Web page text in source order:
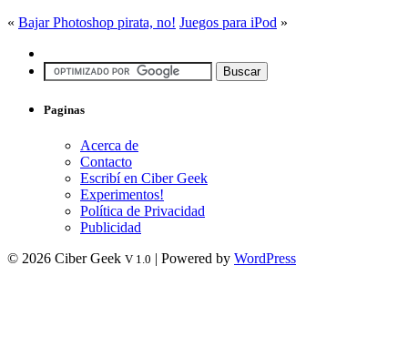
« Bajar Photoshop pirata, no! Juegos para iPod »
Paginas
Acerca de
Contacto
Escribí en Ciber Geek
Experimentos!
Política de Privacidad
Publicidad
© 2026 Ciber Geek V 1.0 | Powered by WordPress